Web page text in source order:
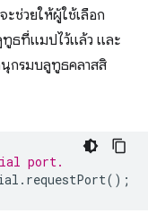
จะช่วยให้ผู้ใช้เลือก
ธที่แมปไว้แล้ว และ
กรมบลูทูธคลาสสิ
port.
. requestPort();